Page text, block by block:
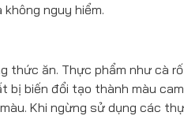
nguy hiểm.
thức ăn. Thực phẩm như cà
biến đổi tạo thành màu
Khi ngừng sử dụng các